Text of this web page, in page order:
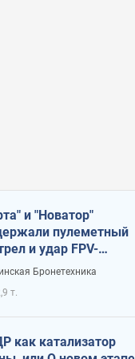
и "Новатор"
пулеметный
и удар FPV-
сохранив жизнь
Бронетехника
т.
как катализатор